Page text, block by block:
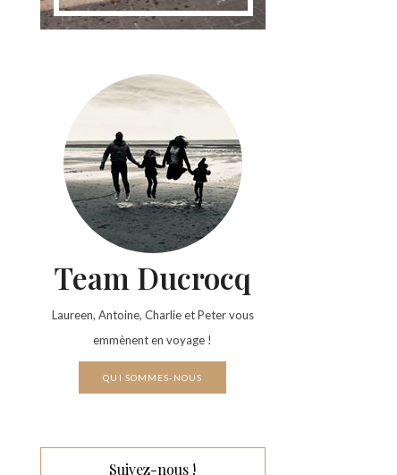
Team Ducrocq
Laureen, Antoine, Charlie et Peter vous
emmènent en voyage !
QUI SOMMES-NOUS
Suivez-nous !